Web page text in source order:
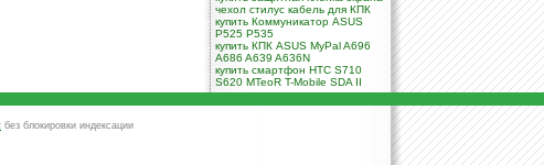
чехол стилус кабель для КПК
купить Коммуникатор ASUS
P525 P535
купить КПК ASUS MyPal A696
A686 A639 A636N
купить смартфон HTC S710
S620 MTeoR T-Mobile SDA II
без блокировки индексации